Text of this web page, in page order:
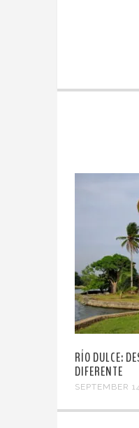
RÍO DULCE:
DIFERENTE
SEPTEMBER